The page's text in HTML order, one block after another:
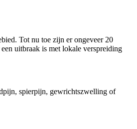
Tot nu toe zijn er ongeveer 20
uitbraak is met lokale verspreiding
spierpijn, gewrichtszwelling of